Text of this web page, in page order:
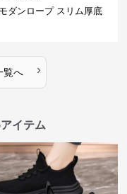
ダンロープ スリム厚底
覧へ ›
イテム